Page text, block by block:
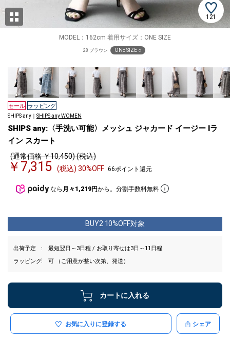
121
MODEL：162cm 着用サイズ：ONE SIZE
28 ブラウン ONE SIZE ○
セール ラッピング
SHIPS any｜ SHIPS any WOMEN
SHIPS any:〈手洗い可能〉メッシュ ジャカード イージー Iラ
イン スカート
(通常価格 ￥10,450) (税込)
￥7,315 (税込) 30%OFF 66ポイント還元
なら 月々1,219円から。分割手数料無料
BUY2 10%OFF対象
出荷予定
最短翌日～3日程 / お取り寄せは3日～11日程
ラッピング
可 （ご用意が整い次第、発送）
カートに入れる
お気に入りに登録する シェア